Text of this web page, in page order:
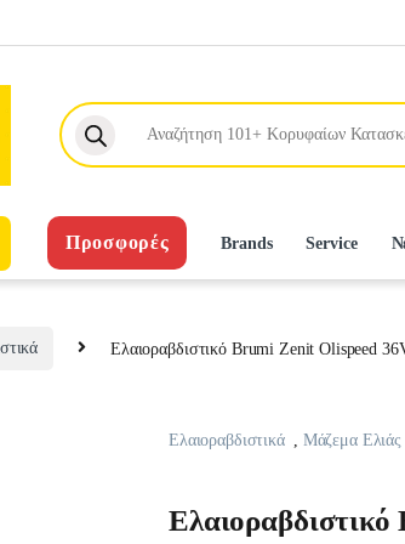
Products search
Προσφορές Brands Service
Ελαιοραβδιστικό Brumi Zenit Olispeed
Ελαιοραβδιστικά , Μάζεμα Ελιάς